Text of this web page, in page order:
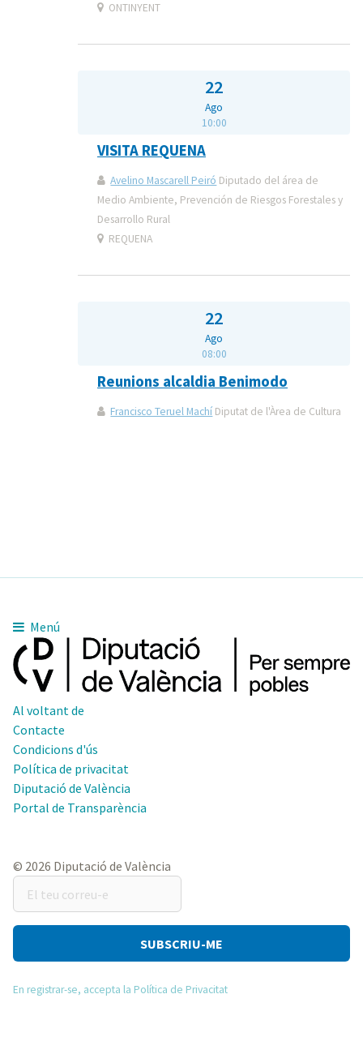
ONTINYENT
22
Ago
10:00
VISITA REQUENA
Avelino Mascarell Peiró Diputado del área de
Medio Ambiente, Prevención de Riesgos Forestales y
Desarrollo Rural
REQUENA
22
Ago
08:00
Reunions alcaldia Benimodo
Francisco Teruel Machí Diputat de l'Àrea de Cultura
Menú
Al voltant de
Contacte
Condicions d'ús
Política de privacitat
Diputació de València
Portal de Transparència
© 2026 Diputació de València
teu
correu-
En registrar-se, accepta la Política de Privacitat